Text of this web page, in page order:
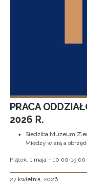
PRACA
2026 R.
Siedziba Muzeum
Między wiarą a
Piątek, 1 maja – 10:00-15:00
27 kwietnia, 2026